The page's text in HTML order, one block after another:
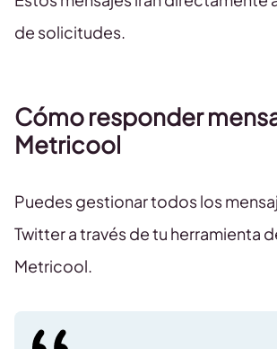
de solicitudes.
Cómo responder
Metricool
Puedes gestionar todos los
Twitter a través de tu herramienta
Metricool.